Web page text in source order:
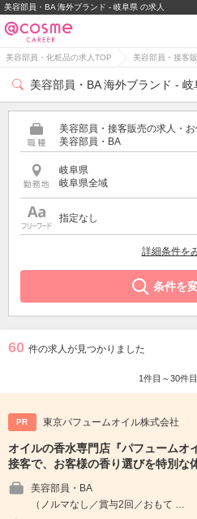
美容部員・BA 海外ブランド - 岐阜県 の求人
美容部員・化粧品の求人TOP 美容部員・接客
美容部員・BA 海外ブランド -
美容部員・接客販売の求人・
美容部員・BA
岐阜県
岐阜県全域
指定なし
詳細条件を
条件を
60 件の求人が見つかりました
1件目～30件
PR 東京パフュームオイル株式会社
オイルの香水専門店『パフュームオ
接客で、お客様の香り選びを特別な
美容部員・BA
（ノルマなし／賞与2回／おもて …